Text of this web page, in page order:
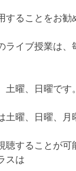
することをお勧
ライブ授業は、
土曜、日曜です
土曜、日曜、月
聴することが可
スは